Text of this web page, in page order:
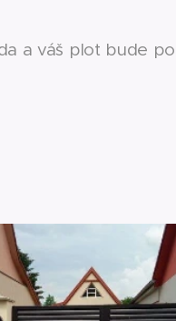
a váš plot bude